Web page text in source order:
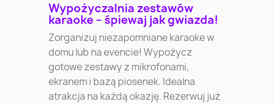
Wypożyczalnia zestawów
karaoke – śpiewaj jak gwiazda!
Zorganizuj niezapomniane karaoke w
domu lub na evencie! Wypożycz
gotowe zestawy z mikrofonami,
ekranem i bazą piosenek. Idealna
atrakcja na każdą okazję. Rezerwuj już